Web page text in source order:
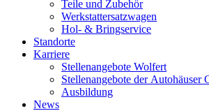
Teile und Zubehör
Werkstattersatzwagen
Hol- & Bringservice
Standorte
Karriere
Stellenangebote Wolfert
Stellenangebote der Autohäuser
Ausbildung
News